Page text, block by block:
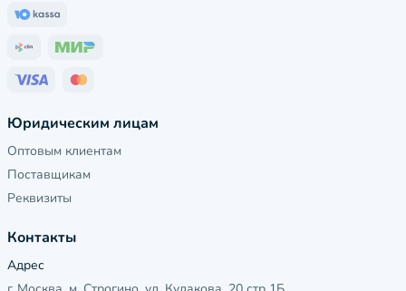
Юридическим лицам
Оптовым клиентам
Поставщикам
Реквизиты
Контакты
Адрес